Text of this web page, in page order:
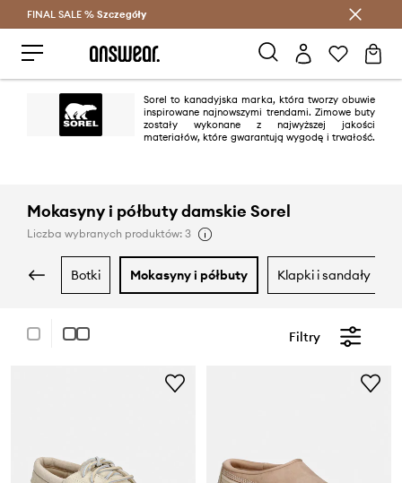
Oszczędzaj z Answear Club >
FINAL SALE % Szczegóły
Sorel to kanadyjska marka, która tworzy obuwie
inspirowane najnowszymi trendami. Zimowe buty
zostały wykonane z najwyższej jakości
materiałów, które gwarantują wygodę i trwałość.
Mokasyny i półbuty damskie Sorel
Liczba wybranych produktów: 3
botki mokasyny i półbuty klapki i sandały
Filtry